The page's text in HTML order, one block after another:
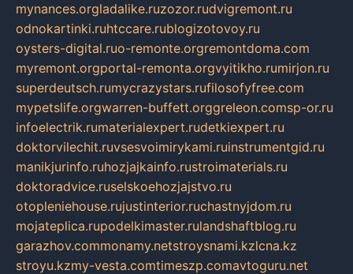
mynances.orgladalike.ruzozor.rudvigremont.ru
odnokartinki.ruhtccare.rublogizotovoy.ru
oysters-digital.ruo-remonte.orgremontdoma.com
myremont.orgportal-remonta.orgvyitikho.rumirjon.ru
superdeutsch.rumycrazystars.rufilosofyfree.com
mypetslife.orgwarren-buffett.orggreleon.comsp-or.ru
infoelectrik.rumaterialexpert.rudetkiexpert.ru
doktorvilechit.ruvsesvoimirykami.ruinstrumentgid.ru
manikjurinfo.ruhozjajkainfo.rustroimaterials.ru
doktoradvice.ruselskoehozjajstvo.ru
otopleniehouse.rujustinterior.ruchastnyjdom.ru
mojateplica.rupodelkimaster.rulandshaftblog.ru
garazhov.commonamy.netstroysnami.kzlcna.kz
stroyu.kzmy-vesta.comtimeszp.comavtoguru.net